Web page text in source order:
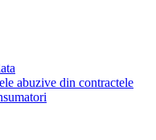
abuzive din contractele